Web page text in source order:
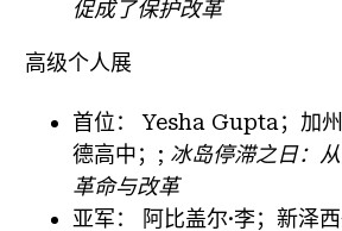
促成了保护改革
高级个人展
首位：Yesha Gupta；加
德高中；; 冰岛停滞之日：
革命与改革
亚军： 阿比盖尔·李；新泽